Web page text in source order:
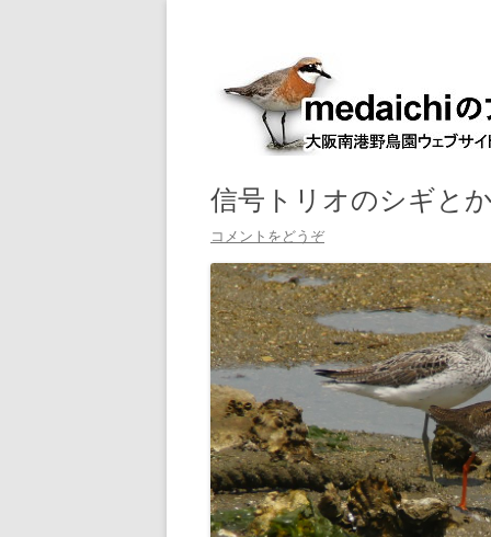
信号トリオのシギと
コメントをどうぞ